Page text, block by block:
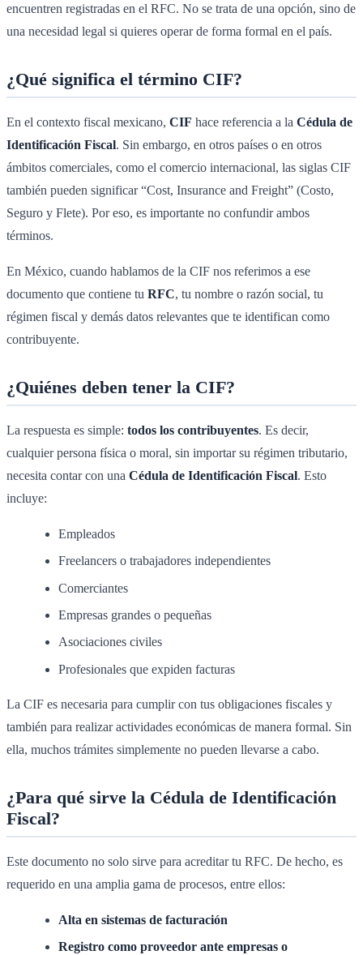
encuentren registradas en el RFC. No se trata de una opción, sino de
una necesidad legal si quieres operar de forma formal en el país.
¿Qué significa el término CIF?
En el contexto fiscal mexicano, CIF hace referencia a la Cédula de
Identificación Fiscal. Sin embargo, en otros países o en otros
ámbitos comerciales, como el comercio internacional, las siglas CIF
también pueden significar “Cost, Insurance and Freight” (Costo,
Seguro y Flete). Por eso, es importante no confundir ambos
términos.
En México, cuando hablamos de la CIF nos referimos a ese
documento que contiene tu RFC, tu nombre o razón social, tu
régimen fiscal y demás datos relevantes que te identifican como
contribuyente.
¿Quiénes deben tener la CIF?
La respuesta es simple: todos los contribuyentes. Es decir,
cualquier persona física o moral, sin importar su régimen tributario,
necesita contar con una Cédula de Identificación Fiscal. Esto
incluye:
Empleados
Freelancers o trabajadores independientes
Comerciantes
Empresas grandes o pequeñas
Asociaciones civiles
Profesionales que expiden facturas
La CIF es necesaria para cumplir con tus obligaciones fiscales y
también para realizar actividades económicas de manera formal. Sin
ella, muchos trámites simplemente no pueden llevarse a cabo.
¿Para qué sirve la Cédula de Identificación
Fiscal?
Este documento no solo sirve para acreditar tu RFC. De hecho, es
requerido en una amplia gama de procesos, entre ellos:
Alta en sistemas de facturación
Registro como proveedor ante empresas o